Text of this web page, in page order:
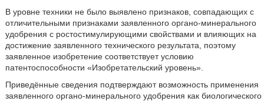
В уровне техники не было выявлено признаков, совпадающих с
отличительными признаками заявленного органо-минерального
удобрения с ростостимулирующими свойствами и влияющих на
достижение заявленного технического результата, поэтому
заявленное изобретение соответствует условию
патентоспособности «Изобретательский уровень».
Приведённые сведения подтверждают возможность применения
заявленного органо-минерального удобрения как биологического